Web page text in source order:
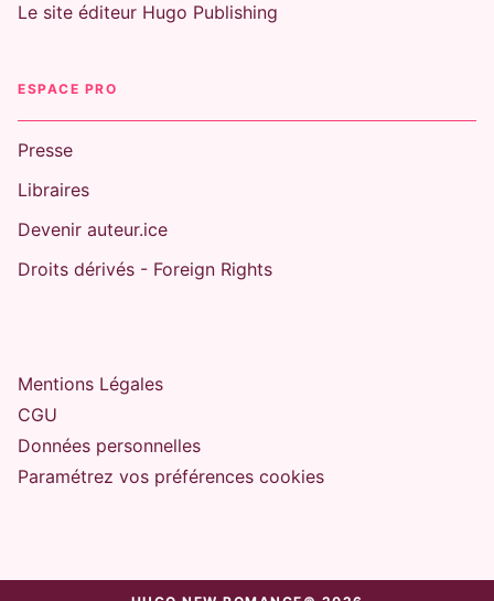
Le site éditeur Hugo Publishing
ESPACE PRO
Presse
Libraires
Devenir auteur.ice
Droits dérivés - Foreign Rights
Mentions Légales
CGU
Données personnelles
Paramétrez vos préférences cookies